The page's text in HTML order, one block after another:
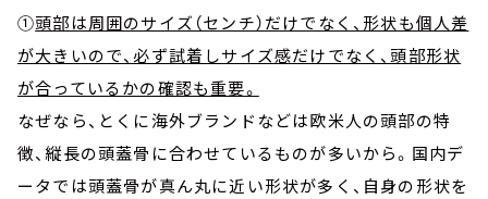
①頭部は周囲のサイズ（センチ）だけでなく、形状も個人差
が大きいので、必ず試着しサイズ感だけでなく、頭部形状
が合っているかの確認も重要。
なぜなら、とくに海外ブランドなどは欧米人の頭部の特
徴、縦長の頭蓋骨に合わせているものが多いから。国内デ
ータでは頭蓋骨が真ん丸に近い形状が多く、自身の形状を